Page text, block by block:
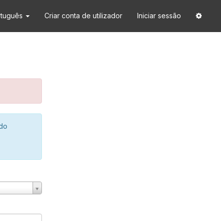
Criar conta de utilizador Iniciar sessão